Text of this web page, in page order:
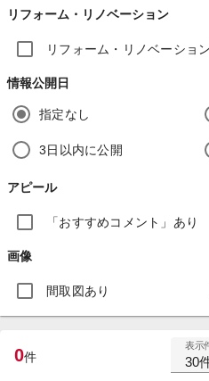
リフォーム・リノベーション
リフォーム・リノベーショ
情報公開日
指定なし
3日以内に公開
アピール
「おすすめコメント」あり
画像
間取図あり
0件
表示
30